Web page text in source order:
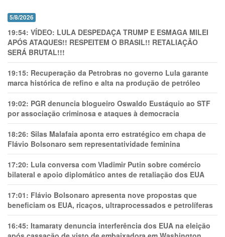
5/8/2026
19:54: VÍDEO: LULA DESPEDAÇA TRUMP E ESMAGA MILEI
APÓS ATAQUES!! RESPEITEM O BRASIL!! RETALIAÇÃO
SERÁ BRUTAL!!!
19:15: Recuperação da Petrobras no governo Lula garante
marca histórica de refino e alta na produção de petróleo
19:02: PGR denuncia blogueiro Oswaldo Eustáquio ao STF
por associação criminosa e ataques à democracia
18:26: Silas Malafaia aponta erro estratégico em chapa de
Flávio Bolsonaro sem representatividade feminina
17:20: Lula conversa com Vladimir Putin sobre comércio
bilateral e apoio diplomático antes de retaliação dos EUA
17:01: Flávio Bolsonaro apresenta nove propostas que
beneficiam os EUA, ricaços, ultraprocessados e petrolíferas
16:45: Itamaraty denuncia interferência dos EUA na eleição